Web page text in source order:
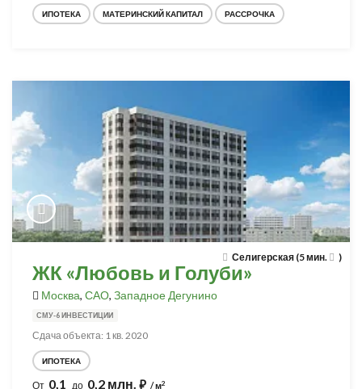
ИПОТЕКА МАТЕРИНСКИЙ КАПИТАЛ РАССРОЧКА
Селигерская (5 мин. )
ЖК «Любовь и Голуби»
Москва, САО, Западное Дегунино
СМУ-6 ИНВЕСТИЦИИ
Сдача объекта: 1 кв. 2020
ИПОТЕКА
От 0,1 до 0,2 млн. ⃏ / м2